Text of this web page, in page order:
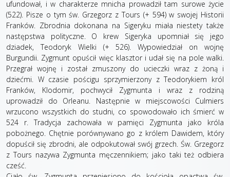
ufundował, i w charakterze mnicha prowadził tam surowe życie
(522). Pisze o tym św. Grzegorz z Tours (+ 594) w swojej Historii
Franków. Zbrodnia dokonana na Sigeryku miała niestety także
następstwa polityczne. O krew Sigeryka upomniał się jego
dziadek, Teodoryk Wielki (+ 526). Wypowiedział on wojnę
Burgundii. Zygmunt opuścił więc klasztor i udał się na pole walki.
Przegrał wojnę i został zmuszony do ucieczki wraz z żoną i
dziećmi. W czasie pościgu sprzymierzony z Teodorykiem król
Franków, Klodomir, pochwycił Zygmunta i wraz z rodziną
uprowadził do Orleanu. Następnie w miejscowości Culmiers
wrzucono wszystkich do studni, co spowodowało ich śmierć w
524 r. Tradycja zachowała w pamięci Zygmunta jako króla
pobożnego. Chętnie porównywano go z królem Dawidem, który
dopuścił się zbrodni, ale odpokutował swój grzech. Św. Grzegorz
z Tours nazywa Zygmunta męczennikiem; jako taki też odbiera
cześć.